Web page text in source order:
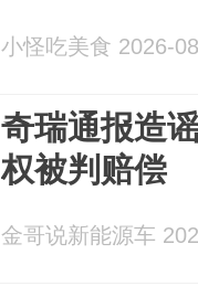
小怪吃美食 2026-
奇瑞通报造
权被判赔偿
金哥说新能源车